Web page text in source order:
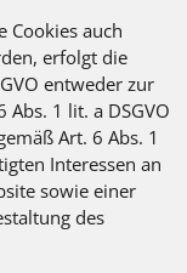
Cookies auch
erfolgt die
entweder zur
1 lit. a DSGVO
Art. 6 Abs. 1
Interessen an
sowie einer
des